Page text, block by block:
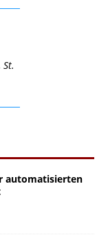
automatisierten